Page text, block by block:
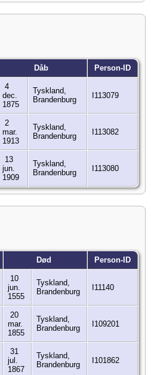
Dåb Person-ID
4
dec.
1875
Tyskland,
Brandenburg
I113079
2
mar.
1913
Tyskland,
Brandenburg
I113082
13
jun.
1909
Tyskland,
Brandenburg
I113080
Død Person-ID
10
jun.
1555
Tyskland,
Brandenburg
I11140
20
mar.
1855
Tyskland,
Brandenburg
I109201
31
jul.
1867
Tyskland,
Brandenburg
I101862